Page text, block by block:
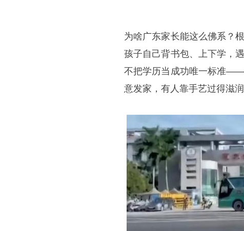
为啥广东家长能这么佛系？
孩子自己背书包、上下学，
不把学历当成功唯一标准——
意发家，有人靠手艺过得滋